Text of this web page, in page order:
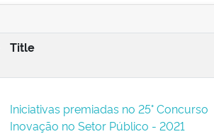
Title
Iniciativas premiadas no 25° Concurso
Inovação no Setor Público - 2021